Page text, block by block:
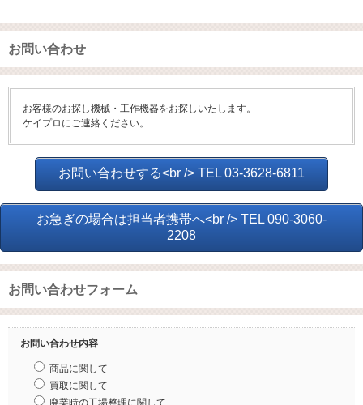
お問い合わせ
お客様のお探し機械・工作機器をお探しいたします。
ケイプロにご連絡ください。
お問い合わせする<br /> TEL 03-3628-6811
お急ぎの場合は担当者携帯へ<br /> TEL 090-3060-
2208
お問い合わせフォーム
お問い合わせ内容
商品に関して
買取に関して
廃業時の工場整理に関して